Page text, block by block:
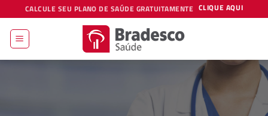
to
content
CALCULE SEU PLANO DE SAÚDE GRATUITAMENTE CLIQUE AQUI